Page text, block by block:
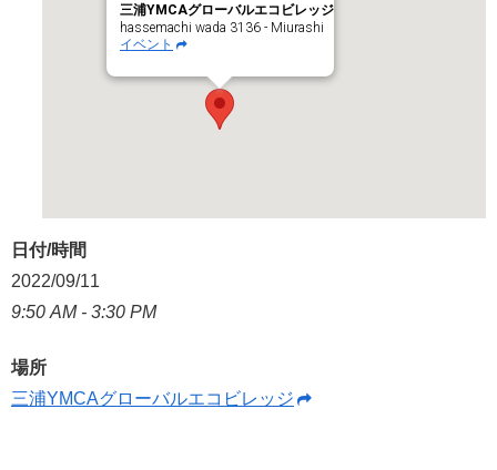
三浦YMCAグローバルエコビレッジ
hassemachi wada 3136 - Miurashi
イベント
日付/時間
2022/09/11
9:50 AM - 3:30 PM
場所
三浦YMCAグローバルエコビレッジ